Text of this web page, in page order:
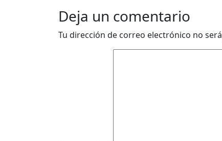
Deja un comentario
Tu dirección de correo electrónico no